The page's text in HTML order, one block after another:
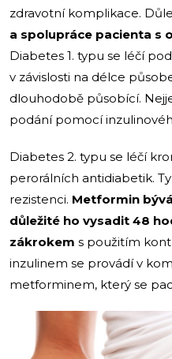
zdravotní komplikace.
a spolupráce pacienta s
Diabetes 1. typu se léčí
v závislosti na délce
dlouhodobě působící.
podání pomocí
Diabetes 2. typu se léčí
perorálních antidiabetik.
rezistenci. Metformin
důležité ho vysadit 48
zákrokem s použitím
inzulinem se provádí v
metforminem, který se